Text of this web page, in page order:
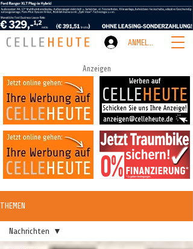
ANMELDEN
Anzeigen
THEMEN
Nachrichten